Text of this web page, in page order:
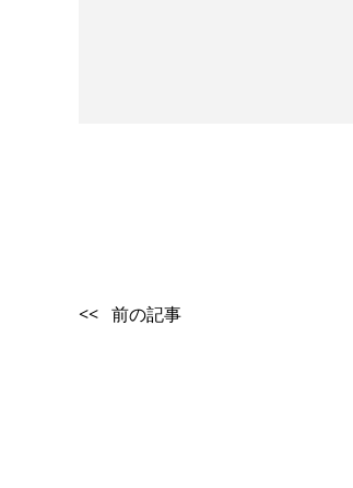
<< 前の記事